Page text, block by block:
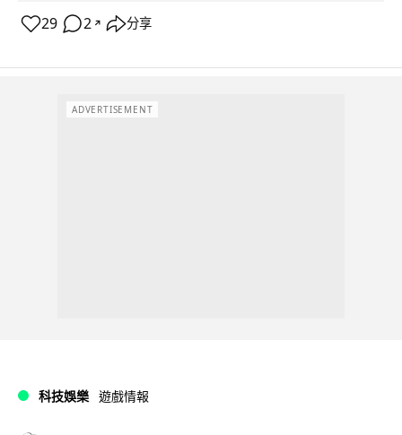
29 2 ↗ 分享
ADVERTISEMENT
科技娛樂 遊戲情報